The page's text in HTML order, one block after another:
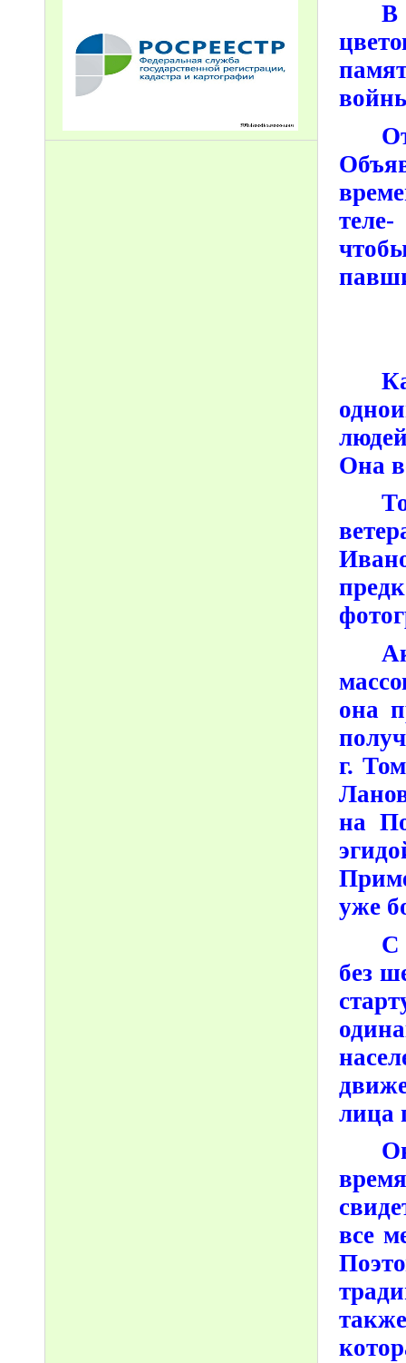
В
Она
она
г.
на
уже
С
без
лица
все